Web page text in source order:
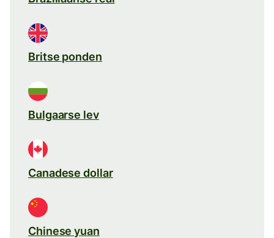
Britse ponden
Bulgaarse lev
Canadese dollar
Chinese yuan